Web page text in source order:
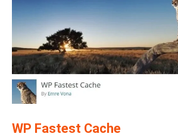
WP Fastest Cache